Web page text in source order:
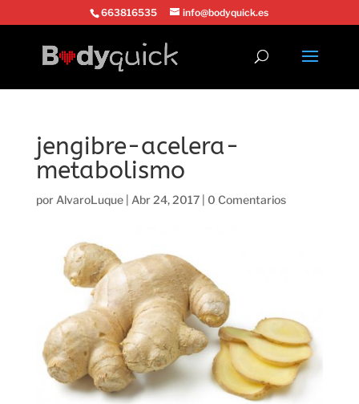
663816535 info@bodyquick.es
jengibre-acelera-
metabolismo
por AlvaroLuque| Abr 24, 2017| 0 Comentarios